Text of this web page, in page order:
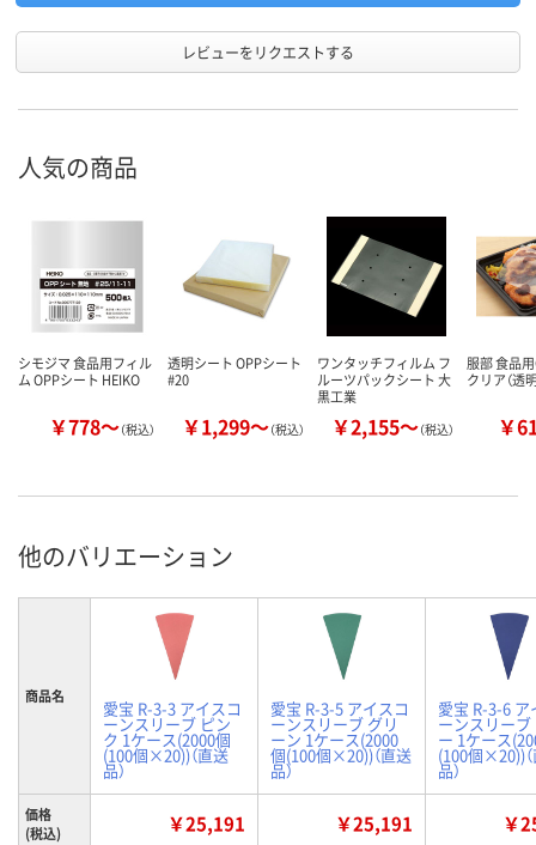
レビューをリクエストする
人気の商品
シモジマ 食品用フィル
ム OPPシート HEIKO
￥778～（税込）
透明シート OPPシート
#20
￥1,299～（税込）
ワンタッチフィルム フ
ルーツパックシート 大
黒工業
￥2,155～（税込）
服部 食品
クリア（透
￥
他のバリエーション
商品名
愛宝 R-3-3 アイスコ
ーンスリーブ ピン
ク 1ケース(2000個
(100個×20))（直送
品）
愛宝 R-3-5 アイスコ
ーンスリーブ グリ
ーン 1ケース(2000
個(100個×20))（直送
品）
愛宝 R-3-6 ア
ーンスリーブ
ー 1ケース
(100個×20))
品）
価格
(税込)
￥25,191 ￥25,191 ￥